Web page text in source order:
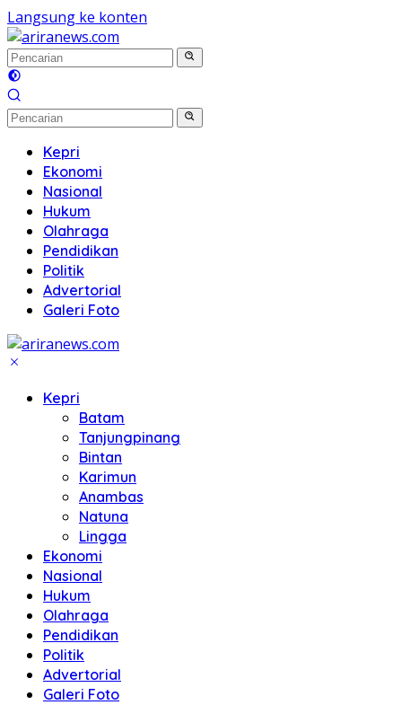
Langsung ke konten
Kepri
Ekonomi
Nasional
Hukum
Olahraga
Pendidikan
Politik
Advertorial
Galeri Foto
Kepri
Batam
Tanjungpinang
Bintan
Karimun
Anambas
Natuna
Lingga
Ekonomi
Nasional
Hukum
Olahraga
Pendidikan
Politik
Advertorial
Galeri Foto